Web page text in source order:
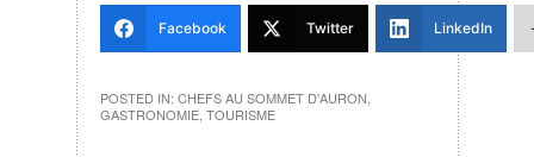
Facebook Twitter LinkedIn
POSTED IN: CHEFS AU SOMMET D'AURON,
GASTRONOMIE, TOURISME